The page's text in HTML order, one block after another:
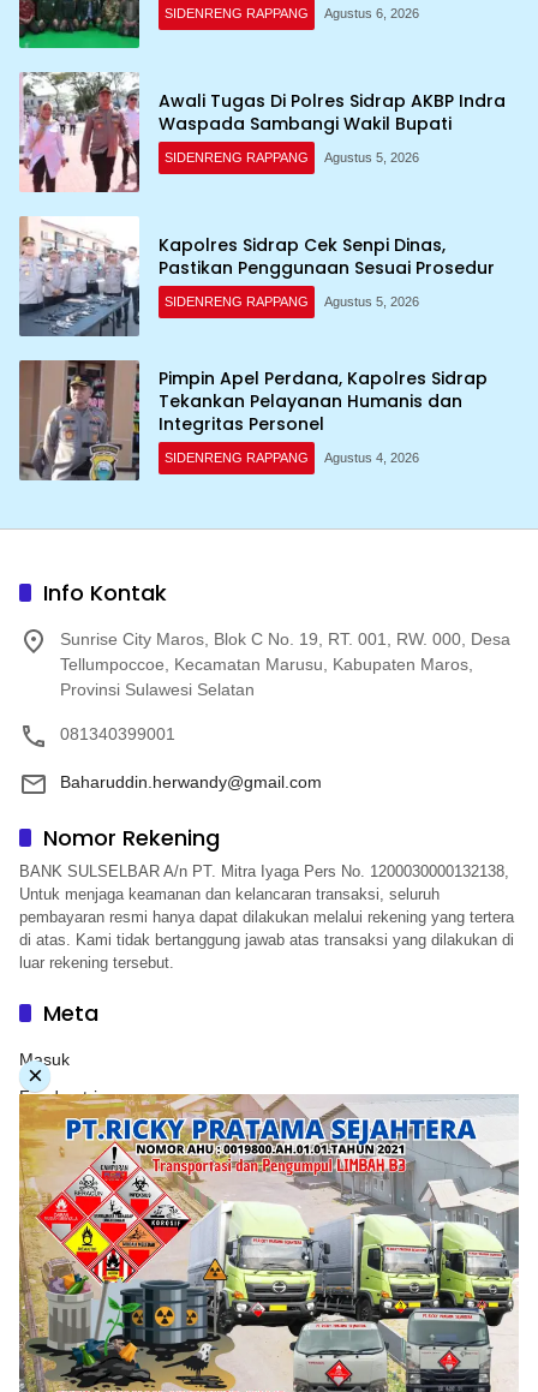
SIDENRENG RAPPANG Agustus 6, 2026
Awali Tugas Di Polres Sidrap AKBP Indra
Waspada Sambangi Wakil Bupati
SIDENRENG RAPPANG Agustus 5, 2026
Kapolres Sidrap Cek Senpi Dinas,
Pastikan Penggunaan Sesuai Prosedur
SIDENRENG RAPPANG Agustus 5, 2026
Pimpin Apel Perdana, Kapolres Sidrap
Tekankan Pelayanan Humanis dan
Integritas Personel
SIDENRENG RAPPANG Agustus 4, 2026
Info Kontak
Sunrise City Maros, Blok C No. 19, RT. 001, RW. 000, Desa
Tellumpoccoe, Kecamatan Marusu, Kabupaten Maros,
Provinsi Sulawesi Selatan
081340399001
Baharuddin.herwandy@gmail.com
Nomor Rekening
BANK SULSELBAR A/n PT. Mitra Iyaga Pers No. 1200030000132138,
Untuk menjaga keamanan dan kelancaran transaksi, seluruh
pembayaran resmi hanya dapat dilakukan melalui rekening yang tertera
di atas. Kami tidak bertanggung jawab atas transaksi yang dilakukan di
luar rekening tersebut.
Meta
Masuk
Feed entri
Feed komentar
WordPress.org
Copyright © 2026. PT. Herwandy Baharuddin Grup. All
rights reserve
×